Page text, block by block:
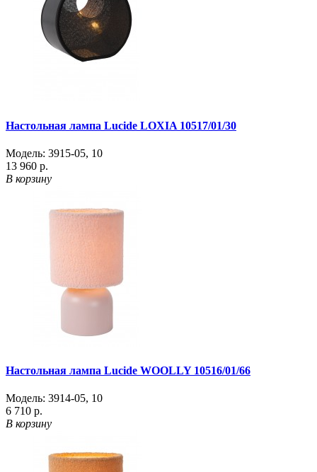
Настольная лампа Lucide LOXIA 10517/01/30
Модель: 3915-05, 10
13 960 р.
В корзину
Настольная лампа Lucide WOOLLY 10516/01/66
Модель: 3914-05, 10
6 710 р.
В корзину